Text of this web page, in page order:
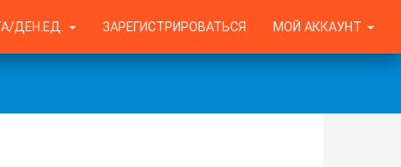
МОЙ АККАУНТ
ЗАРЕГИСТРИРОВАТЬСЯ
ДЕН.ЕД.